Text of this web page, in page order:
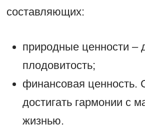
составляющих:
природные ценности –
плодовитость;
финансовая ценность.
достигать гармонии с
жизнью.